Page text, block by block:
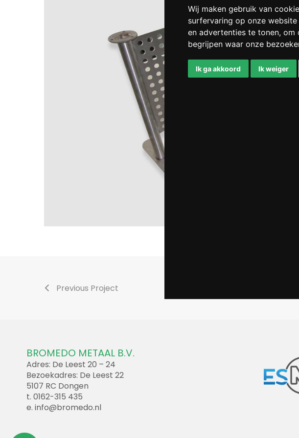
Wij maken gebruik van
surfervaring op onze
en advertenties te tonen, om
begrijpen waar onze
Ik ga akkoord Ik weiger
Previous Project
BROMEDO METAAL B.V.
Adres: De Leest 20 – 24
Bezoekadres: De Leest 22
5107 RC Dongen
t. 0162-315 435
e. info@bromedo.nl